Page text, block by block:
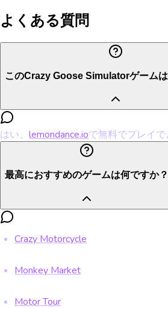
よくある質問
このCrazy Goose Simulatorゲーム
はい、 lemondance.ioで無料でプレイで
最高におすすめのゲームは何ですか？
Crazy Motorcycle
Monkey Market
Motor Tour